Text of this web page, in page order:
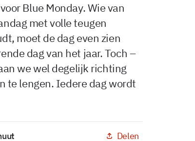
Blue Monday. Wie van
met volle teugen
moet de dag even zien
dag van het jaar. Toch –
we wel degelijk richting
te lengen. Iedere dag wordt
Delen